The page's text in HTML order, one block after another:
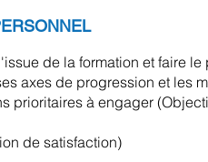
de la formation et faire
axes de progression et les
prioritaires à engager
de satisfaction)